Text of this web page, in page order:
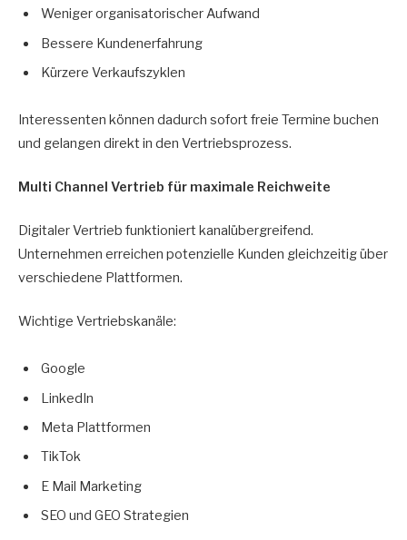
Weniger organisatorischer Aufwand
Bessere Kundenerfahrung
Kürzere Verkaufszyklen
Interessenten können dadurch sofort freie Termine buchen
und gelangen direkt in den Vertriebsprozess.
Multi Channel Vertrieb für maximale Reichweite
Digitaler Vertrieb funktioniert kanalübergreifend.
Unternehmen erreichen potenzielle Kunden gleichzeitig über
verschiedene Plattformen.
Wichtige Vertriebskanäle:
Google
LinkedIn
Meta Plattformen
TikTok
E Mail Marketing
SEO und GEO Strategien